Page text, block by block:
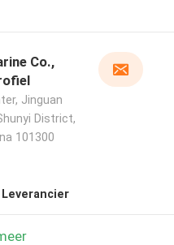
Co.,
Jinguan
District,
101300